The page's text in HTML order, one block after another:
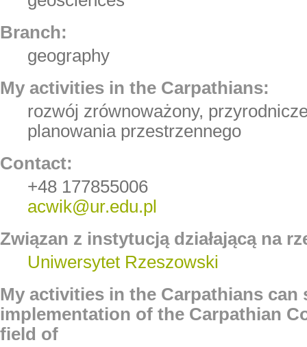
Branch:
geography
My activities in the Carpathians:
rozwój zrównoważony,
planowania przestrzennego
Contact:
+48 177855006
acwik@ur.edu.pl
Związan z instytucją działającą na
Uniwersytet Rzeszowski
My activities in the Carpathians can
implementation of the Carpathian
field of